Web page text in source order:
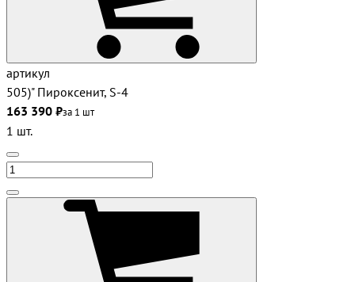
артикул
505)" Пироксенит, S-4
163 390 ₽за 1 шт
1 шт.